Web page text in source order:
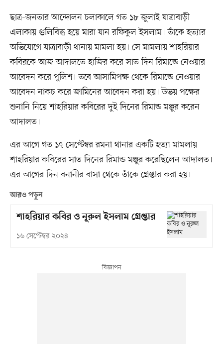
ছাত্র-জনতার আন্দোলন চলাকালে গত ১৮ জুলাই যাত্রাবাড়ী
এলাকায় গুলিবিদ্ধ হয়ে মারা যান রফিকুল ইসলাম। তাঁকে হত্যার
অভিযোগে যাত্রাবাড়ী থানায় মামলা হয়। সে মামলায় শাহরিয়ার
কবিরকে আজ আদালতে হাজির করে সাত দিন রিমান্ডে নেওয়ার
আবেদন করে পুলিশ। তবে আসামিপক্ষ থেকে রিমান্ডে নেওয়ার
আবেদন নাকচ করে জামিনের আবেদন করা হয়। উভয় পক্ষের
শুনানি নিয়ে শাহরিয়ার কবিরের দুই দিনের রিমান্ড মঞ্জুর করেন
আদালত।
এর আগে গত ১৭ সেপ্টেম্বর রমনা থানার একটি হত্যা মামলায়
শাহরিয়ার কবিরের সাত দিনের রিমান্ড মঞ্জুর করেছিলেন আদালত।
এর আগের দিন বনানীর বাসা থেকে তাঁকে গ্রেপ্তার করা হয়।
আরও পড়ুন
শাহরিয়ার কবির ও নূরুল ইসলাম গ্রেপ্তার
১৬ সেপ্টেম্বর ২০২৪